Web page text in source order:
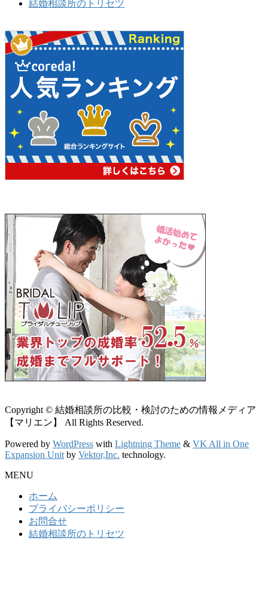
結婚相談所のトリセツ
Copyright © 結婚相談所の比較・検討のための情報メディア
【マリエン】 All Rights Reserved.
Powered by WordPress with Lightning Theme & VK All in One
Expansion Unit by Vektor,Inc. technology.
MENU
ホーム
プライバシーポリシー
お問合せ
結婚相談所のトリセツ